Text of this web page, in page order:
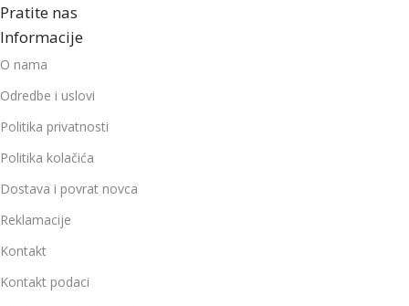
Pratite nas
Informacije
O nama
Odredbe i uslovi
Politika privatnosti
Politika kolačića
Dostava i povrat novca
Reklamacije
Kontakt
Kontakt podaci